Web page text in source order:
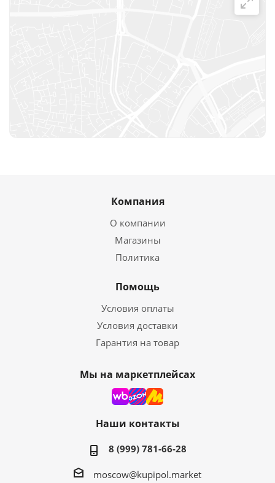
Компания
О компании
Магазины
Политика
Помощь
Условия оплаты
Условия доставки
Гарантия на товар
Мы на маркетплейсах
Наши контакты
8 (999) 781-66-28
moscow@kupipol.market